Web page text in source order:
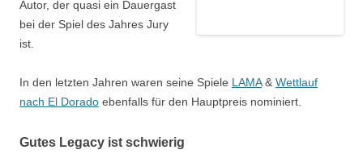
Autor, der quasi ein Dauergast
bei der Spiel des Jahres Jury
ist.
In den letzten Jahren waren seine Spiele LAMA& Wettlauf
nach El Dorado ebenfalls für den Hauptpreis nominiert.
Gutes Legacy ist schwierig